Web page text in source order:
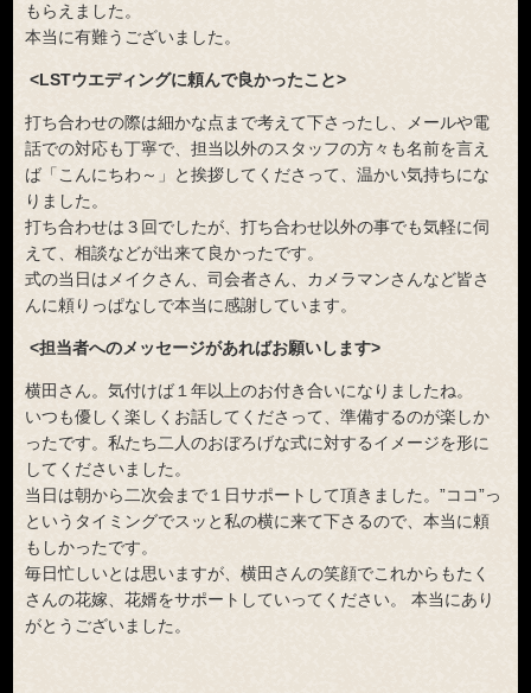
もらえました。
本当に有難うございました。
<LSTウエディングに頼んで良かったこと>
打ち合わせの際は細かな点まで考えて下さったし、メールや電
話での対応も丁寧で、担当以外のスタッフの方々も名前を言え
ば「こんにちわ～」と挨拶してくださって、温かい気持ちにな
りました。
打ち合わせは３回でしたが、打ち合わせ以外の事でも気軽に伺
えて、相談などが出来て良かったです。
式の当日はメイクさん、司会者さん、カメラマンさんなど皆さ
んに頼りっぱなしで本当に感謝しています。
<担当者へのメッセージがあればお願いします>
横田さん。気付けば１年以上のお付き合いになりましたね。
いつも優しく楽しくお話してくださって、準備するのが楽しか
ったです。私たち二人のおぼろげな式に対するイメージを形に
してくださいました。
当日は朝から二次会まで１日サポートして頂きました。”ココ”っ
というタイミングでスッと私の横に来て下さるので、本当に頼
もしかったです。
毎日忙しいとは思いますが、横田さんの笑顔でこれからもたく
さんの花嫁、花婿をサポートしていってください。 本当にあり
がとうございました。